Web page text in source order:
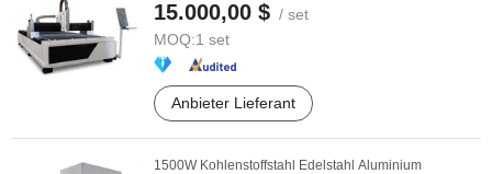
15.000,00 $ / set
MOQ:1 set
Anbieter Lieferant
1500W Kohlenstoffstahl Edelstahl Aluminium